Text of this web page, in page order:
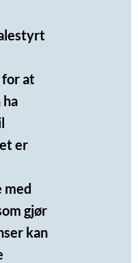
for at
er
med
gjør
kan